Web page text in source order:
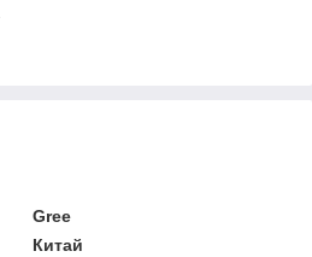
Gree
Китай